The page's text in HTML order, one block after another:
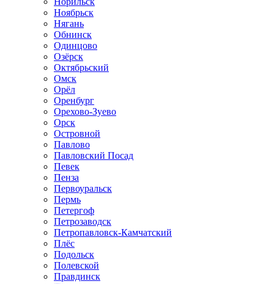
Ноябрьск
Нягань
Обнинск
Одинцово
Озёрск
Октябрьский
Омск
Орёл
Оренбург
Орехово-Зуево
Орск
Островной
Павлово
Павловский Посад
Певек
Пенза
Первоуральск
Пермь
Петергоф
Петрозаводск
Петропавловск-Камчатский
Плёс
Подольск
Полевской
Правдинск